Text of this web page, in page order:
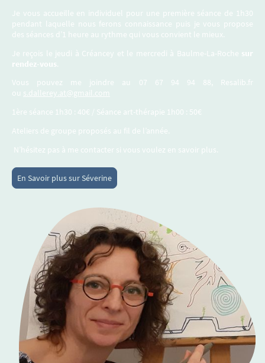
Je vous accueille en individuel pour une première séance de 1h30
pendant laquelle nous ferons connaissance puis je vous propose
des séances d’1 heure au rythme qui vous convient le mieux.
Je reçois le jeudi à Créancey et le mercredi à Baulme-La-Roche sur
rendez-vous
Vous pouvez me joindre au 07 67 94 94 88, Resalib.fr
ou s.dallerey.at@gmail.com
1ère séance 1h30 : 40€ / Séance art-thérapie 1h00 : 50€
Ateliers de groupe proposés au fil de l’année.
N’hésitez pas à me contacter si vous voulez en savoir plus.
En Savoir plus sur Séverine